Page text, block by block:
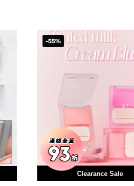
-55%
用優惠劵 再減10%
Clearance Sale